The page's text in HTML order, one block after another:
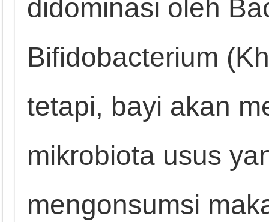
didominasi oleh
Bifidobacterium
tetapi, bayi akan
mikrobiota usus
mengonsumsi